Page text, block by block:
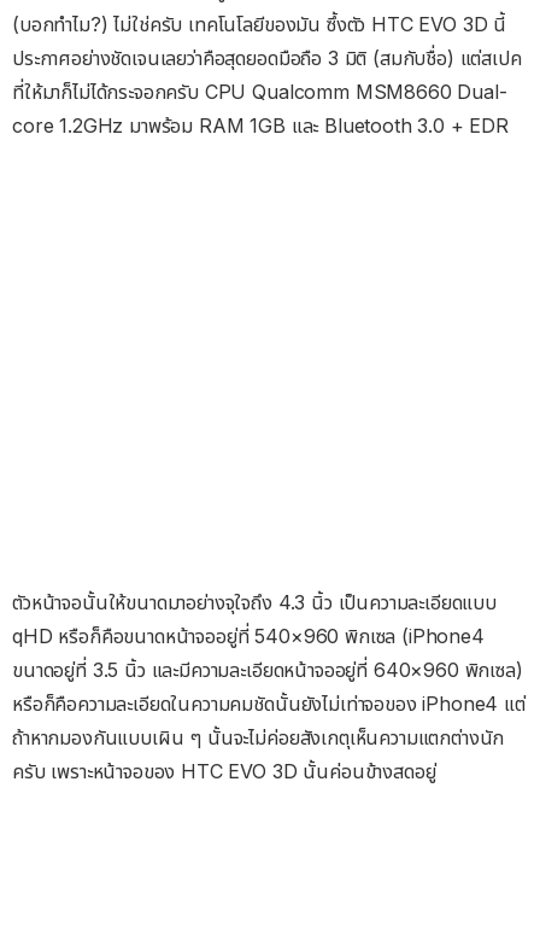
(บอกทำไม?) ไม่ใช่ครับ เทคโนโลยีของมัน ซึ้งตัว HTC EVO 3D นี้
ประกาศอย่างชัดเจนเลยว่าคือสุดยอดมือถือ 3 มิติ (สมกับชื่อ) แต่สเปค
ที่ให้มาก็ไม่ได้กระจอกครับ CPU Qualcomm MSM8660 Dual-
core 1.2GHz มาพร้อม RAM 1GB และ Bluetooth 3.0 + EDR
ตัวหน้าจอนั้นให้ขนาดมาอย่างจุใจถึง 4.3 นิ้ว เป็นความละเอียดแบบ
qHD หรือก็คือขนาดหน้าจออยู่ที่ 540×960 พิกเซล (iPhone4
ขนาดอยู่ที่ 3.5 นิ้ว และมีความละเอียดหน้าจออยู่ที่ 640×960 พิกเซล)
หรือก็คือความละเอียดในความคมชัดนั้นยังไม่เท่าจอของ iPhone4 แต่
ถ้าหากมองกันแบบเผิน ๆ นั้นจะไม่ค่อยสังเกตุเห็นความแตกต่างนัก
ครับ เพราะหน้าจอของ HTC EVO 3D นั้นค่อนข้างสดอยู่